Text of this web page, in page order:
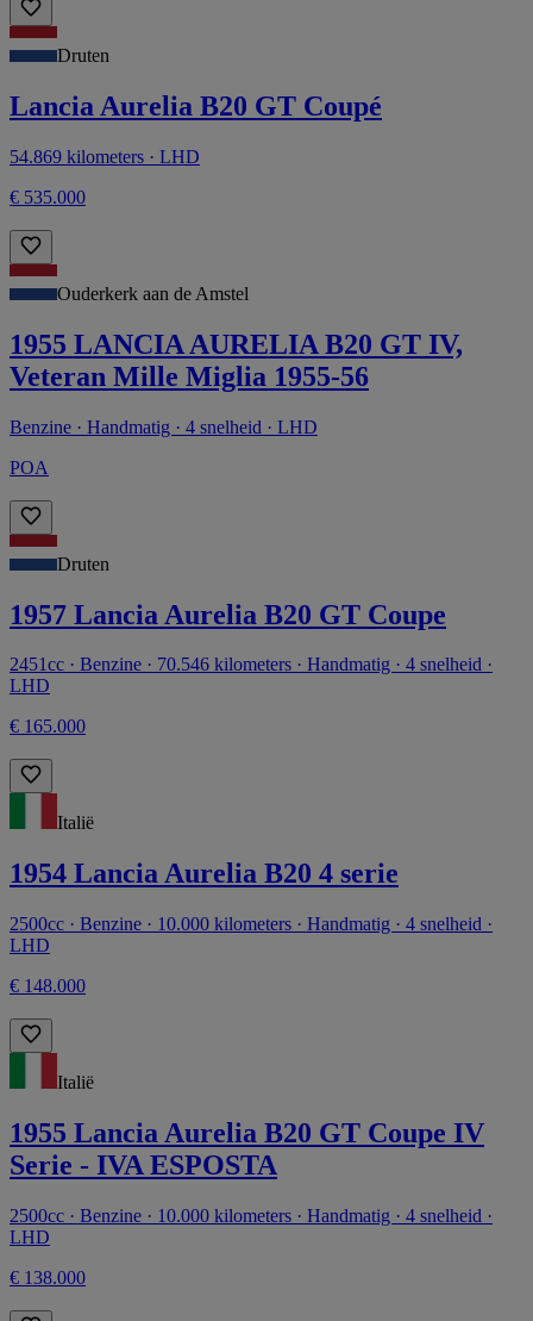
Druten
Lancia Aurelia B20 GT Coupé
54.869 kilometers · LHD
€ 535.000
Ouderkerk aan de Amstel
1955 LANCIA AURELIA B20 GT IV,
Veteran Mille Miglia 1955-56
Benzine · Handmatig · 4 snelheid · LHD
POA
Druten
1957 Lancia Aurelia B20 GT Coupe
2451cc · Benzine · 70.546 kilometers · Handmatig · 4 snelheid ·
LHD
€ 165.000
Italië
1954 Lancia Aurelia B20 4 serie
2500cc · Benzine · 10.000 kilometers · Handmatig · 4 snelheid ·
LHD
€ 148.000
Italië
1955 Lancia Aurelia B20 GT Coupe IV
Serie - IVA ESPOSTA
2500cc · Benzine · 10.000 kilometers · Handmatig · 4 snelheid ·
LHD
€ 138.000